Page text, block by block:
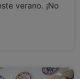
verano. ¡No